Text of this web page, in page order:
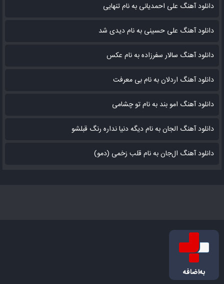
دانلود آهنگ علی احمدیانی به نام تنهایی
دانلود آهنگ علی حسینی به نام دیدی شد
دانلود آهنگ سالار سفرزاده به نام عکس
دانلود آهنگ اردلان به نام بی معرفت
دانلود آهنگ امو بند به نام تو چشامی
دانلود آهنگ الجان به نام دیگه دنیا نداره رنگ قبلشو
دانلود آهنگ ال‌جان به نام قلب زخمی (دمو)
به‌اضافه